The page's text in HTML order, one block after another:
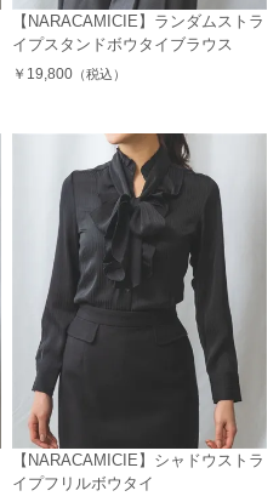
【NARACAMICIE】ランダムストラ
イプスタンドボウタイブラウス
￥19,800 （税込）
【NARACAMICIE】シャドウストラ
イプフリルボウタイ